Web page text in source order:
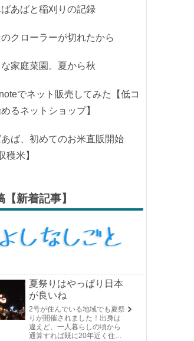
あばと稲刈りの記録
クローラーが切れたから
家庭菜園。夏から秋
でネット販売してみた【低コ
るネットショップ】
ば、初めてのお米直販開始
穫米】
新着記事】
夏祭りはやっぱり日本
が良いね
2号が住んでいる地域でも夏祭
りが開催されました！出身は
違えど、一人暮らしの頃から
通算すれば既に20年近く住ん